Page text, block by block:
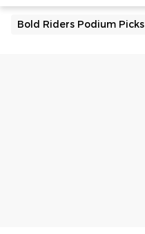
Bold Riders Podium Picks